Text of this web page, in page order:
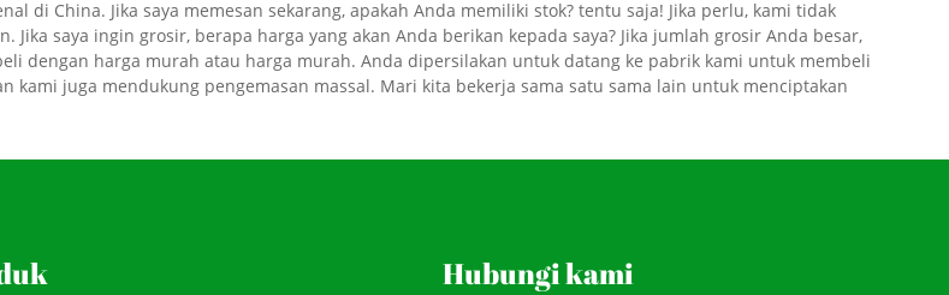
di China. Jika saya memesan sekarang, apakah Anda memiliki stok? tentu saja! Jika perlu, kami tidak
saya ingin grosir, berapa harga yang akan Anda berikan kepada saya? Jika jumlah grosir Anda besar,
dengan harga murah atau harga murah. Anda dipersilakan untuk datang ke pabrik kami untuk membeli
juga mendukung pengemasan massal. Mari kita bekerja sama satu sama lain untuk menciptakan
Hubungi kami